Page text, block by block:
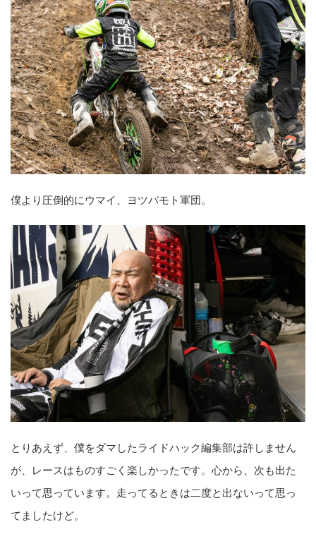
僕より圧倒的にウマイ、ヨツバモト軍団。
とりあえず、僕をダマしたライドハック編集部は許しません
が、レースはものすごく楽しかったです。心から、次も出た
いって思っています。走ってるときは二度と出ないって思っ
てましたけど。